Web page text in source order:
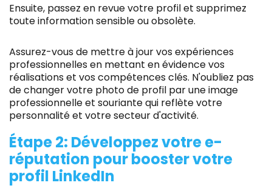
Ensuite, passez en revue votre profil et supprimez
toute information sensible ou obsolète.
Assurez-vous de mettre à jour vos expériences
professionnelles en mettant en évidence vos
réalisations et vos compétences clés. N'oubliez pas
de changer votre photo de profil par une image
professionnelle et souriante qui reflète votre
personnalité et votre secteur d'activité.
Étape 2: Développez votre e-
réputation pour booster votre
profil LinkedIn